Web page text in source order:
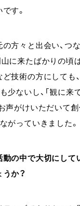
す。
方々と出会い、つ
に来たばかりの頃
技術の方にしても
少ないし、「観に来
声がけいただいて
がっていきました。
の中で大切にして
か？